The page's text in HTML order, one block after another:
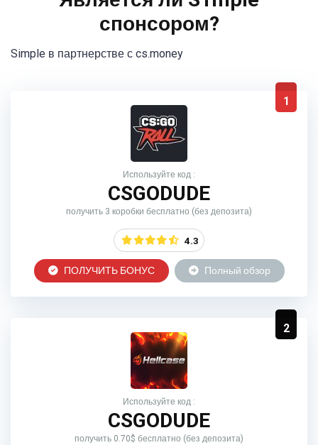
спонсором?
Simple в партнерстве с cs.money
1
Используйте код :
CSGODUDE
получить 3 коробки бесплатно (без депозита)
4.3
ПОЛУЧИТЬ БОНУС Полный обзор
2
Используйте код :
CSGODUDE
получить 0.70$ бесплатно (без депозита)